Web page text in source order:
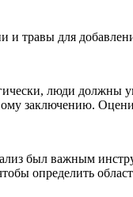
и травы для
люди должны
заключению.
был важным
определить